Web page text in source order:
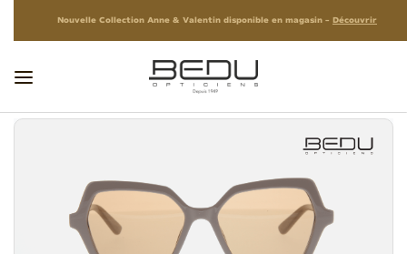
Nouvelle Collection Anne & Valentin disponible en magasin – Découvrir